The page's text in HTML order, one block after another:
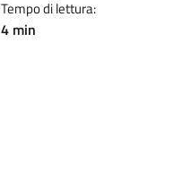
Tempo di lettura:
4 min